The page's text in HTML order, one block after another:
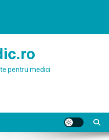
pentru medici